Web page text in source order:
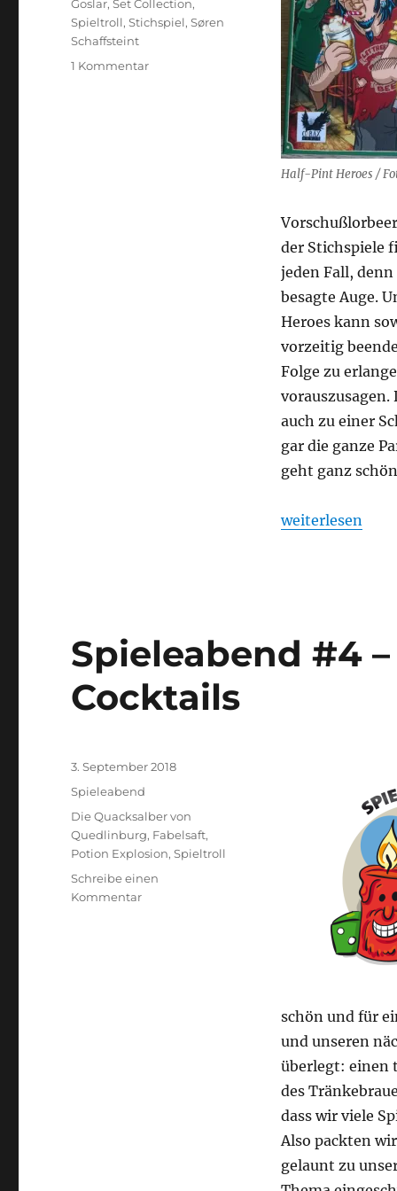
Half-Pint Heroes /
der Stichspiele
jeden Fall, denn
besagte Auge.
Heroes kann
vorzeitig
Folge zu
auch zu einer
gar die ganze
geht ganz
„Half-Pint
weiterlesen
Goslar,Set Collection,
Spieltroll,Stichspiel,Søren
Schaffsteint
1 Kommentarzu
Spieleabend #4
Cocktails
schön und für
und unseren
überlegt: einen
des
dass wir viele
Also packten
gelaunt zu
Veröffentlicht
am
3. September 2018
Kategorien
Spieleabend
Schlagwörter
Die Quacksalber von
Quedlinburg, Fabelsaft,
Potion Explosion,Spieltroll
Schreibe einen
Kommentarzu